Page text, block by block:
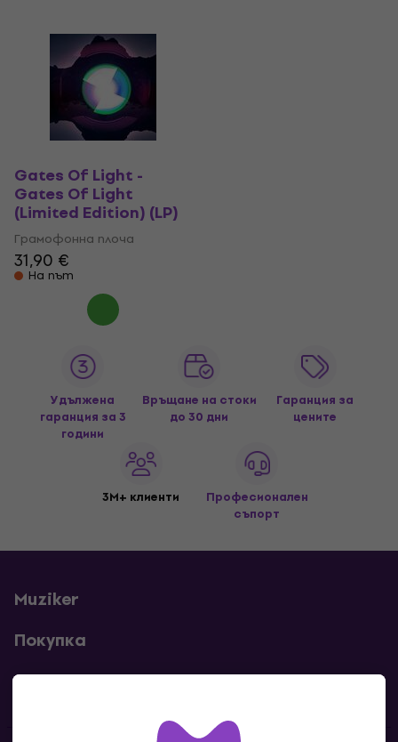
Gates Of Light -
Gates Of Light
(Limited Edition) (LP)
Грамофонна плоча
31,90 €
На път
Удължена
гаранция за 3
години
Връщане на стоки
до 30 дни
Гаранция за
цените
3M+ клиенти
Професионален
съпорт
Muziker
Покупка
Полезни линкове